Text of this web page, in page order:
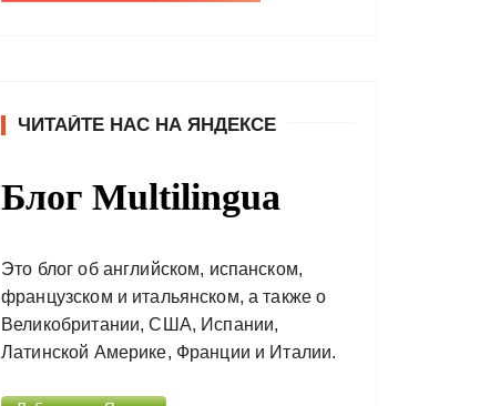
ЧИТАЙТЕ НАС НА ЯНДЕКСЕ
Блог Multilingua
Это блог об английском, испанском,
французском и итальянском, а также о
Великобритании, США, Испании,
Латинской Америке, Франции и Италии.